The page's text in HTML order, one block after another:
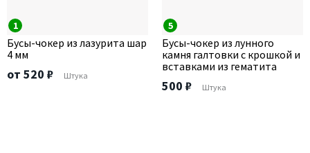
1
Бусы-чокер из лазурита шар
4 мм
от 520 ₽ Штука
5
Бусы-чокер из лунного
камня галтовки с крошкой и
вставками из гематита
500 ₽ Штука